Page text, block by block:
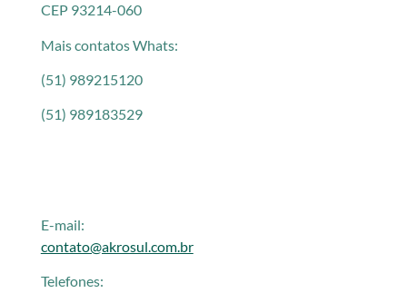
CEP 93214-060
Mais contatos Whats:
(51) 989215120
(51) 989183529
E-mail:
contato@akrosul.com.br
Telefones: